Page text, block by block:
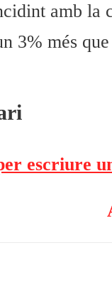
amb la
3% més
escriure